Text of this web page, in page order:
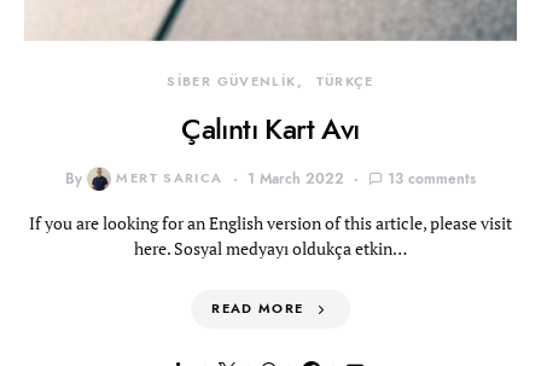
SİBER GÜVENLİK TÜRKÇE
Çalıntı Kart Avı
By MERT SARICA 1 March 2022 13 comments
If you are looking for an English version of this article, please visit
here. Sosyal medyayı oldukça etkin…
READ MORE